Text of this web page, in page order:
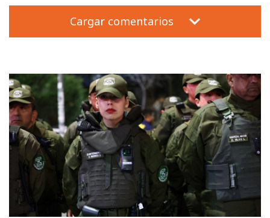
Cargar comentarios